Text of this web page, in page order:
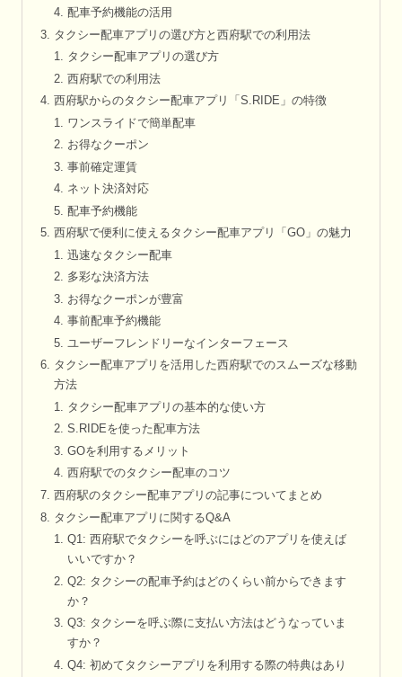
配車予約機能の活用
タクシー配車アプリの選び方と西府駅での利用法
タクシー配車アプリの選び方
西府駅での利用法
西府駅からのタクシー配車アプリ「S.RIDE」の特徴
ワンスライドで簡単配車
お得なクーポン
事前確定運賃
ネット決済対応
配車予約機能
西府駅で便利に使えるタクシー配車アプリ「GO」の魅力
迅速なタクシー配車
多彩な決済方法
お得なクーポンが豊富
事前配車予約機能
ユーザーフレンドリーなインターフェース
タクシー配車アプリを活用した西府駅でのスムーズな移動
方法
タクシー配車アプリの基本的な使い方
S.RIDEを使った配車方法
GOを利用するメリット
西府駅でのタクシー配車のコツ
西府駅のタクシー配車アプリの記事についてまとめ
タクシー配車アプリに関するQ&A
Q1: 西府駅でタクシーを呼ぶにはどのアプリを使えば
いいですか？
Q2: タクシーの配車予約はどのくらい前からできます
か？
Q3: タクシーを呼ぶ際に支払い方法はどうなっていま
すか？
Q4: 初めてタクシーアプリを利用する際の特典はあり